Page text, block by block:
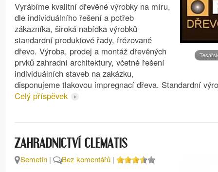
Vyrábíme kvalitní dřevěné výrobky na míru,
dle individuálního řešení a potřeb
zákazníka, široká nabídka výrobků
standardní produktové řady, frézované
dřevo. Výroba, prodej a montáž dřevěných
prvků zahradní architektury, včetně řešení
individuálních staveb na zakázku,
disponujeme tlakovou impregnací dřeva. Standardní
Celý příspěvek
ZAHRADNICTVÍ CLEMATIS
Semetín | Bez komentářů |